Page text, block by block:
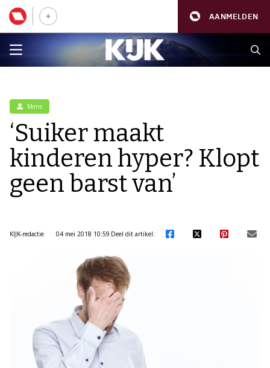
AANMELDEN
Mens
‘Suiker maakt
kinderen hyper? Klopt
geen barst van’
KIJK-redactie 04 mei 2018 10:59 Deel dit artikel: